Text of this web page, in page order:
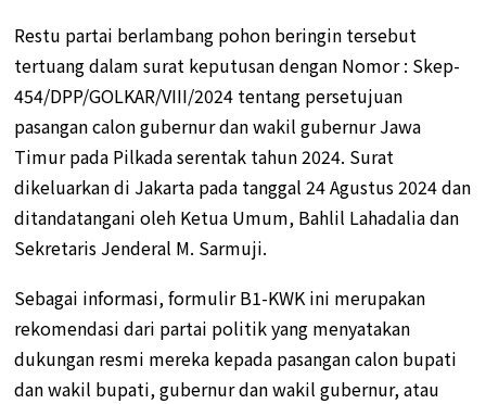
Restu partai berlambang pohon beringin tersebut
tertuang dalam surat keputusan dengan Nomor : Skep-
454/DPP/GOLKAR/VIII/2024 tentang persetujuan
pasangan calon gubernur dan wakil gubernur Jawa
Timur pada Pilkada serentak tahun 2024. Surat
dikeluarkan di Jakarta pada tanggal 24 Agustus 2024 dan
ditandatangani oleh Ketua Umum, Bahlil Lahadalia dan
Sekretaris Jenderal M. Sarmuji.
Sebagai informasi, formulir B1-KWK ini merupakan
rekomendasi dari partai politik yang menyatakan
dukungan resmi mereka kepada pasangan calon bupati
dan wakil bupati, gubernur dan wakil gubernur, atau